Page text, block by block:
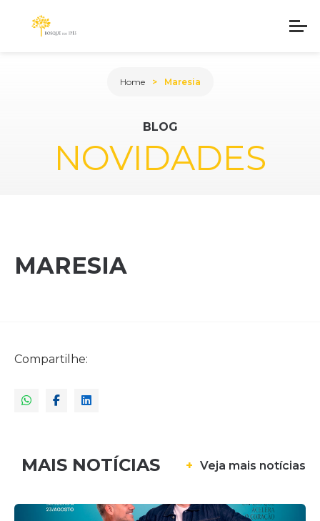
BLOG
NOVIDADES
Home Maresia
MARESIA
Compartilhe:
MAIS NOTÍCIAS + Veja mais notícias